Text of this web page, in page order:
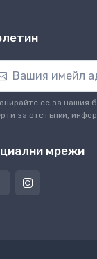
се за нашия
за отстъпки,
мрежи